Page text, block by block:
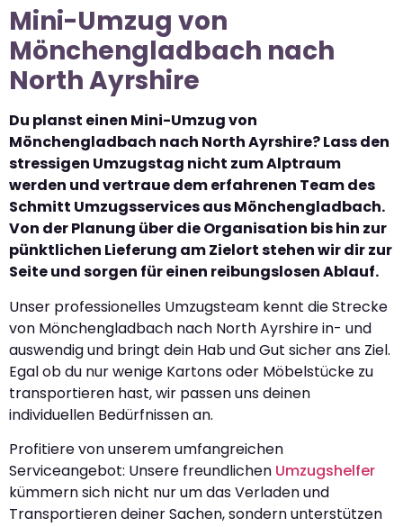
Mini-Umzug von
Mönchengladbach nach
North Ayrshire
Du planst einen Mini-Umzug von
Mönchengladbach nach North Ayrshire? Lass den
stressigen Umzugstag nicht zum Alptraum
werden und vertraue dem erfahrenen Team des
Schmitt Umzugsservices aus Mönchengladbach.
Von der Planung über die Organisation bis hin zur
pünktlichen Lieferung am Zielort stehen wir dir zur
Seite und sorgen für einen reibungslosen Ablauf.
Unser professionelles Umzugsteam kennt die Strecke
von Mönchengladbach nach North Ayrshire in- und
auswendig und bringt dein Hab und Gut sicher ans Ziel.
Egal ob du nur wenige Kartons oder Möbelstücke zu
transportieren hast, wir passen uns deinen
individuellen Bedürfnissen an.
Profitiere von unserem umfangreichen
Serviceangebot: Unsere freundlichen Umzugshelfer
kümmern sich nicht nur um das Verladen und
Transportieren deiner Sachen, sondern unterstützen